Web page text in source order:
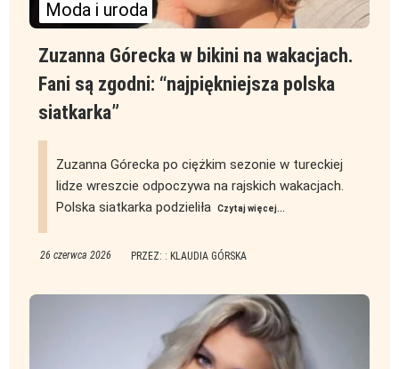
Moda i uroda
Zuzanna Górecka w bikini na wakacjach.
Fani są zgodni: “najpiękniejsza polska
siatkarka”
Zuzanna Górecka po ciężkim sezonie w tureckiej
lidze wreszcie odpoczywa na rajskich wakacjach.
Polska siatkarka podzieliła
Czytaj więcej...
26 czerwca 2026 PRZEZ: : KLAUDIA GÓRSKA